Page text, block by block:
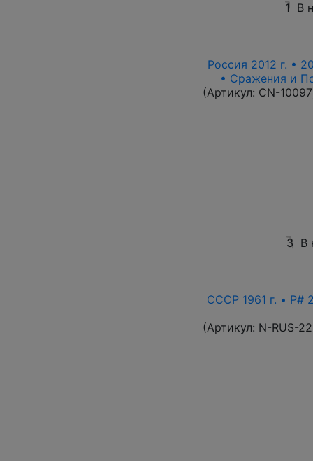
1 В
Россия 2012 г. •
• Сражения и
(Артикул: CN-10097
3 В
СССР 1961 г. • P#
(Артикул: N-RUS-